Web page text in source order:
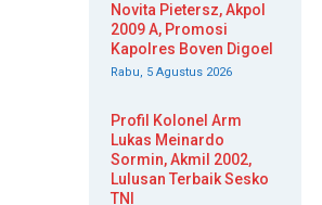
Novita Pietersz, Akpol
2009 A, Promosi
Kapolres Boven Digoel
Rabu, 5 Agustus 2026
Profil Kolonel Arm
Lukas Meinardo
Sormin, Akmil 2002,
Lulusan Terbaik Sesko
TNI